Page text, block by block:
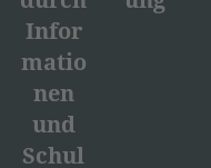
Infor
matio
nen
und
Schul